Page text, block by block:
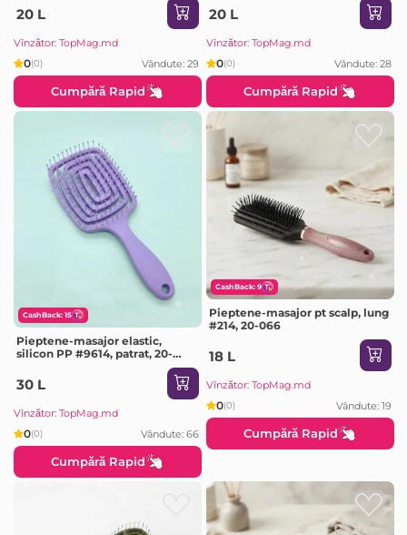
20 L
Vînzător: TopMag.md
0(0) Vândute: 29
Cumpără Rapid
20 L
Vînzător: TopMag.md
0(0) Vândute: 28
Cumpără Rapid
CashBack: 15
Pieptene-masajor elastic,
silicon PP #9614, patrat, 20-
30 L
Vînzător: TopMag.md
0(0) Vândute: 66
Cumpără Rapid
CashBack: 9
Pieptene-masajor pt scalp, lung
#214, 20-066
18 L
Vînzător: TopMag.md
0(0) Vândute: 19
Cumpără Rapid